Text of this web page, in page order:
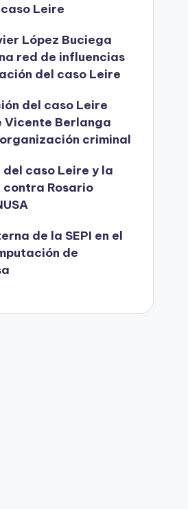
Leire
López Buciega
red de influencias
del caso Leire
del caso Leire
Vicente Berlanga
criminal
del caso Leire y la
Rosario
de la SEPI en el
de